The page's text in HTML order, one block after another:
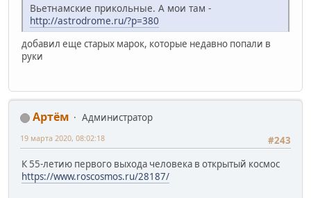
Вьетнамские прикольные. А мои там -
http://astrodrome.ru/?p=380
добавил еще старых марок, которые недавно попали в
руки
Артём
Администратор
#243
19 марта 2020, 08:02:18
К 55-летию первого выхода человека в открытый космос
https://www.roscosmos.ru/28187/